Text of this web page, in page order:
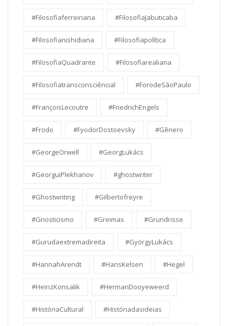
#Filosofiaferreiriana #FilosofiaJabuticaba
#Filosofianishidiana #Filosofiapolítica
#FilosofiaQuadrante #Filosofiarealiana
#Filosofiatransconsciêncial #ForodeSãoPaulo
#FrançoisLecoutre #FriedrichEngels
#Frodo #FyodorDostoevsky #Gênero
#GeorgeOrwell #GeorgLukács
#GeorguiPlekhanov #ghostwriter
#Ghostwriting #Gilbertofreyre
#Gnosticismo #Greimas #Grundrisse
#Gurudaextremadireita #GyörgyLukács
#HannahArendt #HansKelsen #Hegel
#HeinzKonsalik #HermanDooyeweerd
#HistóriaCultural #Históriadasideias